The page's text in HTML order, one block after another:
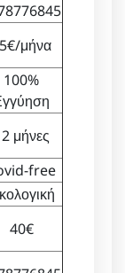
μήνα
100%
μήνες
free
40€